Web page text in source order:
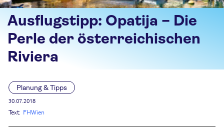
Ausflugstipp: Opatija – Die
Perle der österreichischen
Riviera
Planung & Tipps
30.07.2018
Text: FHWien